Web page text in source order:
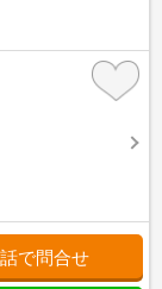
で問合せ